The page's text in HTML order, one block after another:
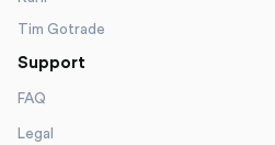
Tim Gotrade
Support
FAQ
Legal